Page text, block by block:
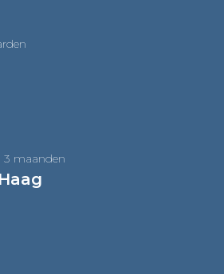
3 maanden